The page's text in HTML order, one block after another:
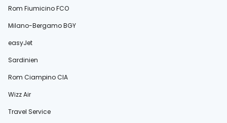
Rom Fiumicino FCO
Milano-Bergamo BGY
easyJet
Sardinien
Rom Ciampino CIA
Wizz Air
Travel Service